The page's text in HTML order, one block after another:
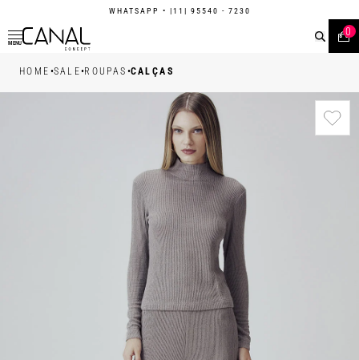
WHATSAPP • |11| 95540 - 7230
MENU
0
HOME •SALE•ROUPAS •CALÇAS